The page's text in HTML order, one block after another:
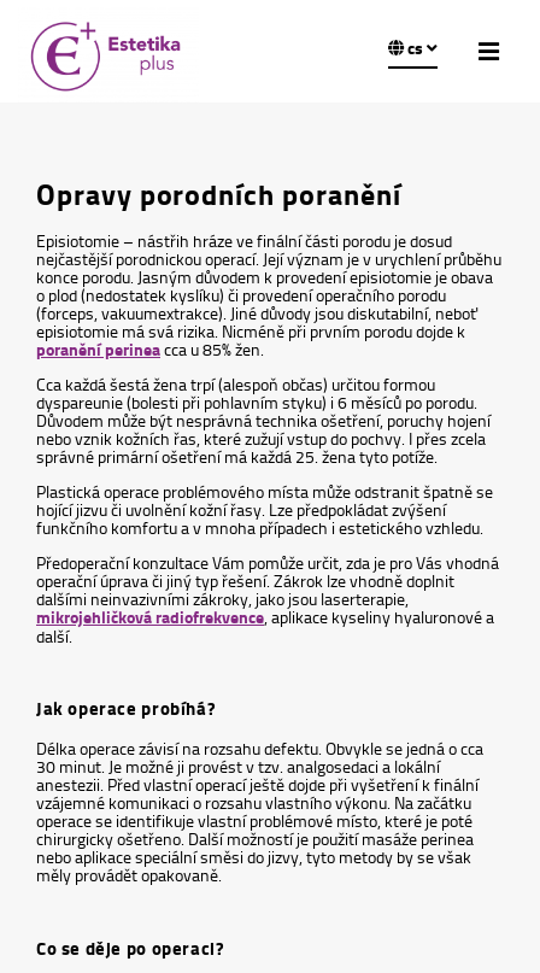
cs
Opravy porodních poranění
Episiotomie – nástřih hráze ve finální části porodu je dosud
nejčastější porodnickou operací. Její význam je v urychlení průběhu
konce porodu. Jasným důvodem k provedení episiotomie je obava
o plod (nedostatek kyslíku) či provedení operačního porodu
(forceps, vakuumextrakce). Jiné důvody jsou diskutabilní, neboť
episiotomie má svá rizika. Nicméně při prvním porodu dojde k
poranění perineacca u 85% žen.
Cca každá šestá žena trpí (alespoň občas) určitou formou
dyspareunie (bolesti při pohlavním styku) i 6 měsíců po porodu.
Důvodem může být nesprávná technika ošetření, poruchy hojení
nebo vznik kožních řas, které zužují vstup do pochvy. I přes zcela
správné primární ošetření má každá 25. žena tyto potíže.
Plastická operace problémového místa může odstranit špatně se
hojící jizvu či uvolnění kožní řasy. Lze předpokládat zvýšení
funkčního komfortu a v mnoha případech i estetického vzhledu.
Předoperační konzultace Vám pomůže určit, zda je pro Vás vhodná
operační úprava či jiný typ řešení. Zákrok lze vhodně doplnit
dalšími neinvazivními zákroky, jako jsou laserterapie,
mikrojehličková radiofrekvence , aplikace kyseliny hyaluronové a
další.
Jak operace probíhá?
Délka operace závisí na rozsahu defektu. Obvykle se jedná o cca
30 minut. Je možné ji provést v tzv. analgosedaci a lokální
anestezii. Před vlastní operací ještě dojde při vyšetření k finální
vzájemné komunikaci o rozsahu vlastního výkonu. Na začátku
operace se identifikuje vlastní problémové místo, které je poté
chirurgicky ošetřeno. Další možností je použití masáže perinea
nebo aplikace speciální směsi do jizvy, tyto metody by se však
měly provádět opakovaně.
Co se děje po operaci?